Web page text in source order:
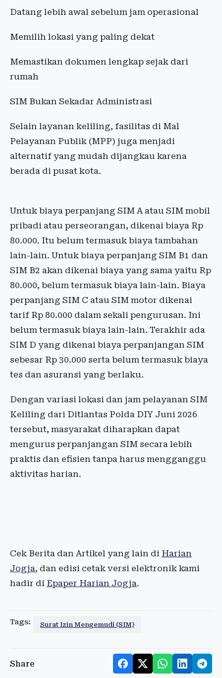
Datang lebih awal sebelum jam operasional
Memilih lokasi yang paling dekat
Memastikan dokumen lengkap sejak dari
rumah
SIM Bukan Sekadar Administrasi
Selain layanan keliling, fasilitas di Mal
Pelayanan Publik (MPP) juga menjadi
alternatif yang mudah dijangkau karena
berada di pusat kota.
Untuk biaya perpanjang SIM A atau SIM mobil
pribadi atau perseorangan, dikenai biaya Rp
80.000. Itu belum termasuk biaya tambahan
lain-lain. Untuk biaya perpanjang SIM B1 dan
SIM B2 akan dikenai biaya yang sama yaitu Rp
80.000, belum termasuk biaya lain-lain. Biaya
perpanjang SIM C atau SIM motor dikenai
tarif Rp 80.000 dalam sekali pengurusan. Ini
belum termasuk biaya lain-lain. Terakhir ada
SIM D yang dikenai biaya perpanjangan SIM
sebesar Rp 30.000 serta belum termasuk biaya
tes dan asuransi yang berlaku.
Dengan variasi lokasi dan jam pelayanan SIM
Keliling dari Ditlantas Polda DIY Juni 2026
tersebut, masyarakat diharapkan dapat
mengurus perpanjangan SIM secara lebih
praktis dan efisien tanpa harus mengganggu
aktivitas harian.
Cek Berita dan Artikel yang lain di Harian
Jogja, dan edisi cetak versi elektronik kami
hadir di Epaper Harian Jogja.
Tags: Surat Izin Mengemudi (SIM)
Share